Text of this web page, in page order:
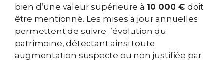
bien d’une valeur supérieure à 10 000 € doit
être mentionné. Les mises à jour annuelles
permettent de suivre l’évolution du
patrimoine, détectant ainsi toute
augmentation suspecte ou non justifiée par